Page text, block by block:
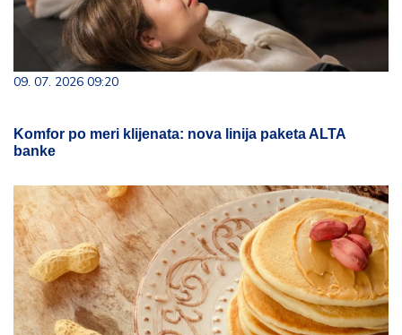
09. 07. 2026 09:20
Komfor po meri klijenata: nova linija paketa ALTA
banke